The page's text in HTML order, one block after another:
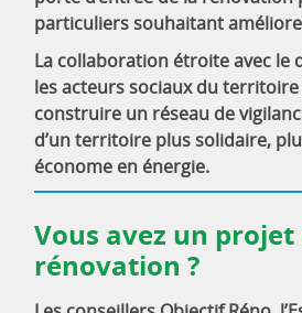
particuliers souhaitant
La collaboration étroite avec le
les acteurs sociaux du
construire un réseau de
d’un territoire plus solidaire,
économe en énergie.
Vous avez un projet
rénovation ?